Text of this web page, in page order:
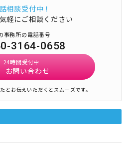
相談受付中！
軽にご相談ください
事務所の電話番号
3164-0658
24時間受付中
お問い合わせ
とお伝えいただくとスムーズです。